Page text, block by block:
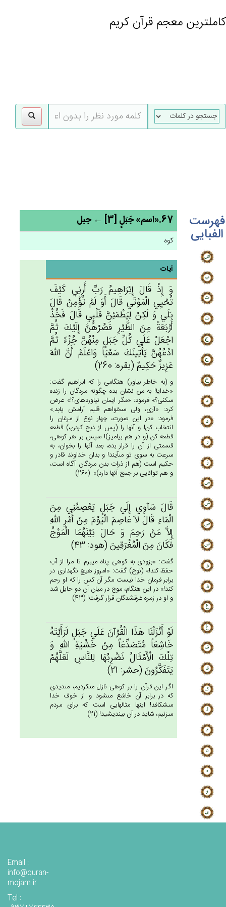
کاملترین معجم قرآن کریم
فهرست
الفبایی
67.«اسم» جَبَل‌ٍ [3] ← جبل
کوه
آیات
وَ إِذْ قَال‌َ إِبْرَاهِيم‌ُ رَب‌ِّ أَرِنِي‌ كَيْف‌َ
تُحْيِي‌ الْمَوْتَي‌ قَال‌َ أَوَ لَم‌ْ تُؤْمِنْ‌ قَال‌َ
بَلَي‌ وَ لَكِنْ‌ لِيَطْمَئِن‌َّ قَلْبِي‌ قَال‌َ فَخُذْ
أَرْبَعَة‌ً مِن‌َ الطَّيْرِ فَصُرْهُن‌َّ إِلَيْك‌َ ثُم‌َّ
اجْعَل‌ْ عَلَي‌ كُل‌ِّ جَبَل‌ٍ مِنْهُن‌َّ جُزْءً ثُم‌َّ
ادْعُهُن‌َّ يَأْتِينَك‌َ سَعْيَاً وَاعْلَم‌ْ أَن‌َّ الله‌َ
عَزِيزٌ حَكِيم‌ٌ (بقره: 260)
و (به خاطر بياور) هنگامى را كه ابراهيم گفت:
«خدايا! به من نشان بده چگونه مردگان را زنده
مى‏كنى؟» فرمود: «مگر ايمان نياورده‏اى؟!» عرض
كرد: «آرى، ولى مى‏خواهم قلبم آرامش يابد.»
فرمود: «در اين صورت، چهار نوع از مرغان را
انتخاب كن! و آنها را (پس از ذبح كردن،) قطعه
قطعه كن (و در هم بياميز)! سپس بر هر كوهى،
قسمتى از آن را قرار بده، بعد آنها را بخوان، به
سرعت به سوى تو مى‏آيند! و بدان خداوند قادر و
حكيم است (هم از ذرات بدن مردگان آگاه است،
و هم توانايى بر جمع آنها دارد)». (260)
قَال‌َ سَآوِي‌ إِلَي‌ جَبَل‌ٍ يَعْصِمُنِي‌ مِن‌َ
الْمَاءِ قَال‌َ لاَ عَاصِم‌َ الْيَوْم‌َ مِن‌ْ أَمْرِ الله‌ِ
إِلاَّ مَنْ‌ رَحِم‌َ وَ حَال‌َ بَيْنَهُمَا الْمَوْج‌ُ
فَكَان‌َ مِن‌َ الْمُغْرَقِين‌َ (هود: 43)
گفت: «بزودى به كوهى پناه ميبرم تا مرا از آب
حفظ كند!» (نوح) گفت: «امروز هيچ نگهدارى در
برابر فرمان خدا نيست مگر آن كس را كه او رحم
كند!» در اين هنگام، موج در ميان آن دو حايل شد
و او در زمره غرق‏شدگان قرار گرفت! (43)
لَوْ أَنْزَلْنَا هَذَا الْقُرْآن‌َ عَلَي‌ جَبَل‌ٍ لَرَأَيْتَه‌ُ
خَاشِعَاً مُتَصَدِّعَاً مِن‌ْ خَشْيَة‌ِ الله‌ِ وَ
تِلْك‌َ الْأَمْثَال‌ُ نَضْرِبُهَا لِلنَّاس‌ِ لَعَلَّهُم‌ْ
يَتَفَكَّرُون‌َ (حشر: 21)
اگر اين قرآن را بر كوهى نازل مى‏كرديم، مى‏ديدى
كه در برابر آن خاشع مى‏شود و از خوف خدا
مى‏شكافد! اينها مثالهايى است كه براى مردم
مى‏زنيم، شايد در آن بينديشيد! (21)
Email :
info@quran-
mojam.ir
Tel :